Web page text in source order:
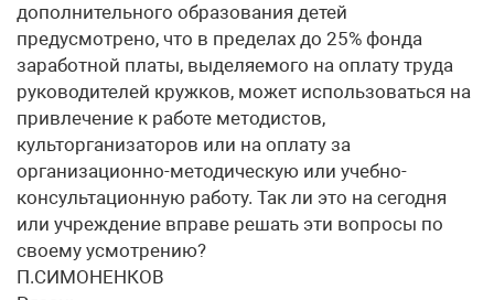
дополнительного образования детей
предусмотрено, что в пределах до 25% фонда
заработной платы, выделяемого на оплату труда
руководителей кружков, может использоваться на
привлечение к работе методистов,
культорганизаторов или на оплату за
организационно-методическую или учебно-
консультационную работу. Так ли это на сегодня
или учреждение вправе решать эти вопросы по
своему усмотрению?
П.СИМОНЕНКОВ